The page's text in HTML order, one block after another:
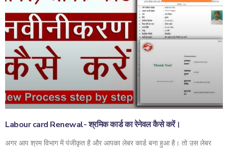
Labour card Renewal- श्रमिक कार्ड का रेनेवल कैसे करें।
अगर आप श्रम विभाग में पंजीकृत है और आपका लेबर कार्ड बना हुआ है। तो उस लेबर